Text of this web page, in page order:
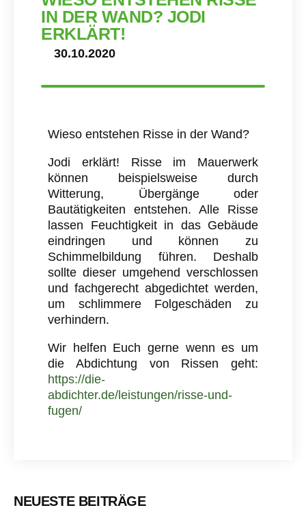
NACHHALTIGE
IN DER WAND? JODI
ERKLÄRT!
30.10.2020
Wieso entstehen Risse in der Wand?
Jodi erklärt! Risse im Mauerwerk
können beispielsweise durch
Witterung, Übergänge oder
Bautätigkeiten entstehen. Alle Risse
lassen Feuchtigkeit in das Gebäude
eindringen und können zu
Schimmelbildung führen. Deshalb
sollte dieser umgehend verschlossen
und fachgerecht abgedichtet werden,
um schlimmere Folgeschäden zu
verhindern.
Wir helfen Euch gerne wenn es um
die Abdichtung von Rissen geht:
https://die-
abdichter.de/leistungen/risse-und-
fugen/
NEUESTE BEITRÄGE